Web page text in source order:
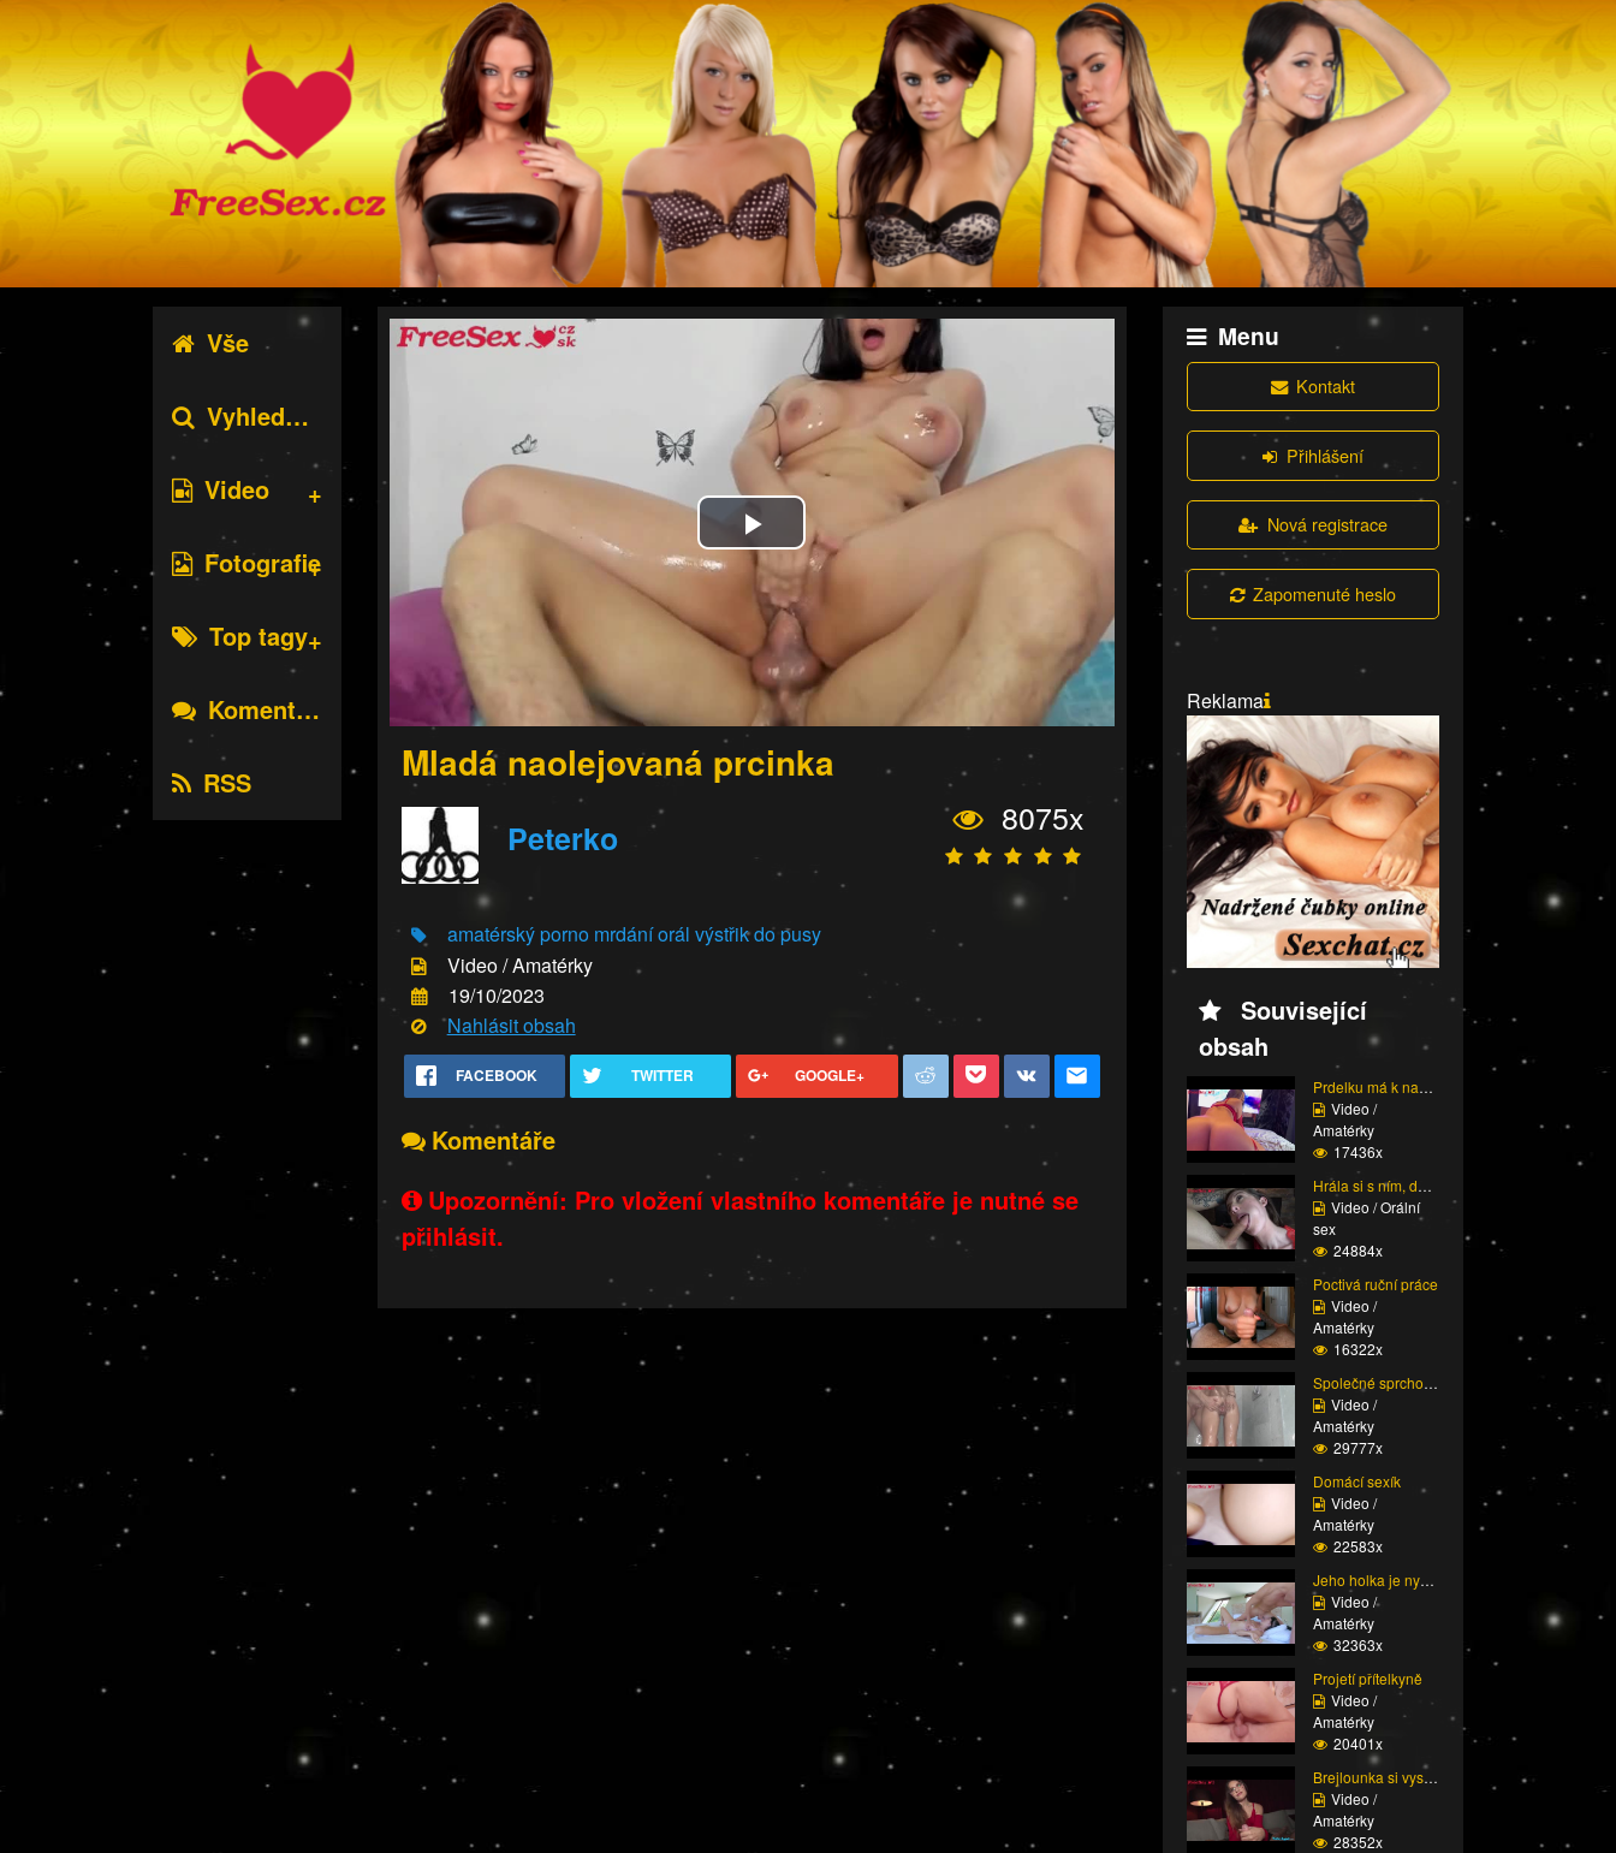
Vše
Vyhledávání
Video
Fotografie
Top tagy
Komentáře
RSS
Play
Video
Mladá naolejovaná prcinka
Peterko
8075x
amatérský porno mrdáníorál výstřik do pusy
Video / Amatérky
19/10/2023
Nahlásit obsah
FACEBOOK TWITTER GOOGLE+
Komentáře
Upozornění: Pro vložení vlastního komentáře je nutné se
přihlásit.
Menu
Kontakt
Přihlášení
Nová registrace
Zapomenuté heslo
Reklama
Související
obsah
Prdelku má k nakousnut...
Video /
Amatérky
17436x
Hrála si s ním, dokud ...
Video / Orální
sex
24884x
Poctivá ruční práce
Video /
Amatérky
16322x
Společné sprchování ne...
Video /
Amatérky
29777x
Domácí sexík
Video /
Amatérky
22583x
Jeho holka je nymfoman...
Video /
Amatérky
32363x
Projetí přítelkyně
Video /
Amatérky
20401x
Brejlounka si vyslouži...
Video /
Amatérky
28352x